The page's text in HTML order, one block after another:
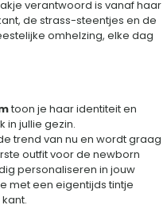
verantwoord is vanaf haar
de strass-steentjes en de
omhelzing, elke dag
toon je haar identiteit en
in jullie gezin.
trend van nu en wordt graag
outfit voor de newborn
personaliseren in jouw
met een eigentijds tintje